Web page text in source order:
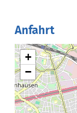
Anfahrt
+
−